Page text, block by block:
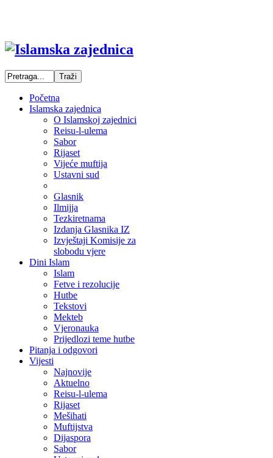
Početna
Islamska zajednica
O Islamskoj zajednici
Reisu-l-ulema
Sabor
Rijaset
Vijeće muftija
Ustavni sud
Glasnik
Ilmijja
Tezkiretnama
Izdanja Glasnika IZ
Izvještaji Komisije za
slobodu vjere
Dini Islam
Islam
Fetve i rezolucije
Hutbe
Tekstovi
Mekteb
Vjeronauka
Prijedlozi teme hutbe
Pitanja i odgovori
Vijesti
Najnovije
Aktuelno
Reisu-l-ulema
Rijaset
Mešihati
Muftijstva
Dijaspora
Sabor